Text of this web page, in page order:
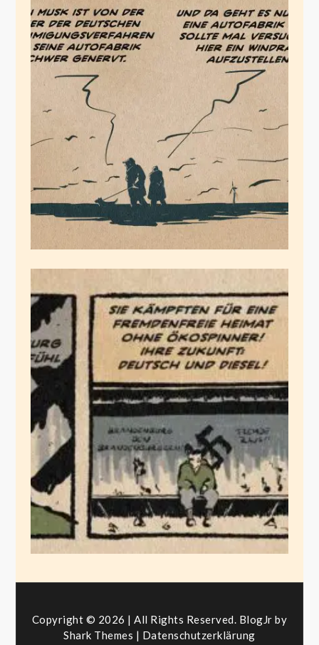
Tesla genervt
April 9, 2021
Teslaskins
November 15, 2019
Copyright © 2026 | All Rights Reserved. BlogJr by
Shark Themes | Datenschutzerklärung